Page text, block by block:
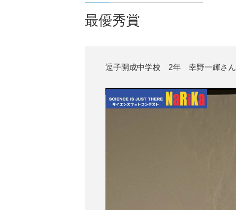
最優秀賞
逗子開成中学校 2年 幸野一輝さん